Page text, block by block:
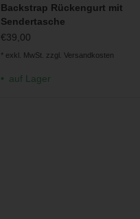
Backstrap Rückengurt mit
Sendertasche
€39,00
* exkl. MwSt. zzgl. Versandkosten
auf Lager